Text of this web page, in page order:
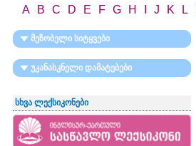
A B C D E F G H J K L
მეზობელი სიტყვები
უკანასკნელი დამატებები
სხვა ლექსიკონები